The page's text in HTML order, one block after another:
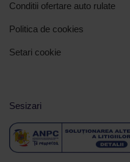
Conditii ofertare auto rulate
Politica de cookies
Setari cookie
Sesizari